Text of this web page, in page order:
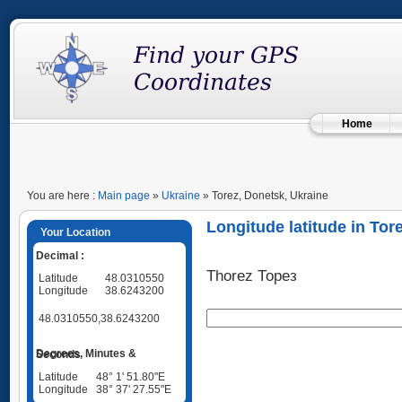
Home
You are here : Main page » Ukraine » Torez, Donetsk, Ukraine
Your Location
Decimal :
Latitude
48.0310550
Longitude
38.6243200
48.0310550,38.6243200
Degrees, Minutes & Seconds
Latitude
48° 1' 51.80"E
Longitude
38° 37' 27.55"E
Longitude latitude in
Thorez Торез